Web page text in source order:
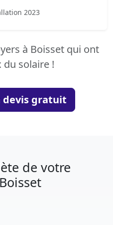
2023
à Boisset qui ont
solaire !
devis gratuit
de votre